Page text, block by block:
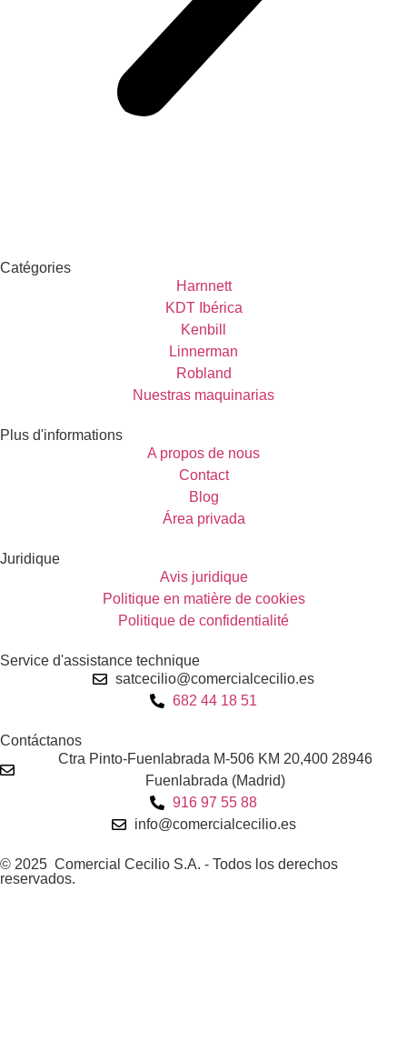
Catégories
Harnnett
KDT Ibérica
Kenbill
Linnerman
Robland
Nuestras maquinarias
Plus d'informations
A propos de nous
Contact
Blog
Área privada
Juridique
Avis juridique
Politique en matière de cookies
Politique de confidentialité
Service d'assistance technique
satcecilio@comercialcecilio.es
682 44 18 51
Contáctanos
Ctra Pinto-Fuenlabrada M-506 KM 20,400 28946
Fuenlabrada (Madrid)
916 97 55 88
info@comercialcecilio.es
© 2025 Comercial Cecilio S.A. - Todos los derechos
reservados.